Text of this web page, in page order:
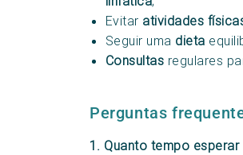
Evitar atividades
Seguir uma dieta
Consultas regulares
Perguntas
1. Quanto tempo